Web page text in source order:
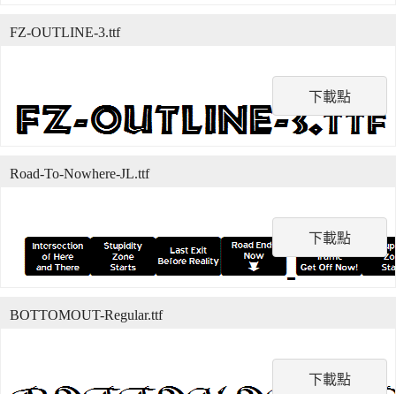
下載點
FZ-OUTLINE-3.ttf
下載點
Road-To-Nowhere-JL.ttf
下載點
BOTTOMOUT-Regular.ttf